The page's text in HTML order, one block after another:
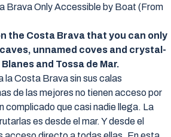
Brava Only Accessible by Boat (From
the Costa Brava that you can only
unnamed coves and crystal-
and Tossa de Mar.
la Costa Brava sin sus calas
de las mejores no tienen acceso por
complicado que casi nadie llega. La
es desde el mar. Y desde el